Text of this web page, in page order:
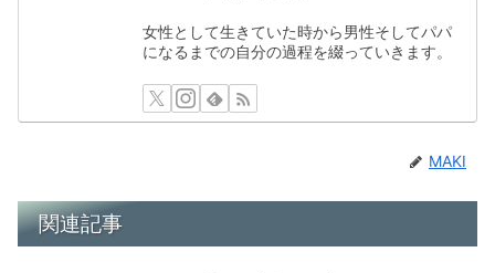
女性として生きていた時から男性そしてパパ
になるまでの自分の過程を綴っていきます。
MAKI
関連記事